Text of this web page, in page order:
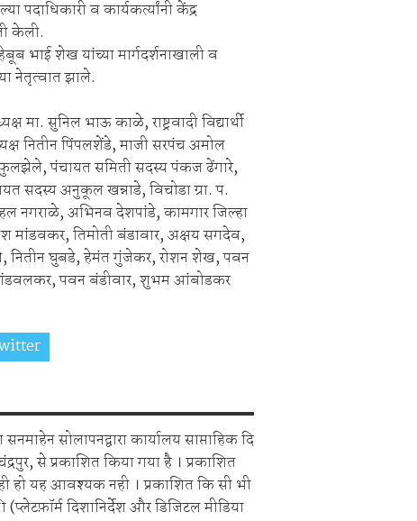
व कार्यकर्त्यांनी केंद्र
केली.
भाई शेख यांच्या मार्गदर्शनाखाली व
नेतृत्वात झाले.
मा. सुनिल भाऊ काळे, राष्ट्रवादी विद्यार्थी
नितीन पिंपलशेंडे, माजी सरपंच अमोल
फुलझेले, पंचायत समिती सदस्य पंकज ढेंगारे,
सदस्य अनुकूल खन्नाडे, विचोडा ग्रा. प.
नगराळे, अभिनव देशपांडे, कामगार जिल्हा
तिमोती बंडावार, अक्षय सगदेव,
नितीन घुबडे, हेमंत गुंजेकर, रोशन शेख, पवन
पवन बंडीवार, शुभम आंबोडकर
सोलापनद्वारा कार्यालय साप्ताहिक दि
से प्रकाशित किया गया है । प्रकाशित
हो यह आवश्यक नही । प्रकाशित कि सी भी
दिशानिर्देश और डिजिटल मीडिया